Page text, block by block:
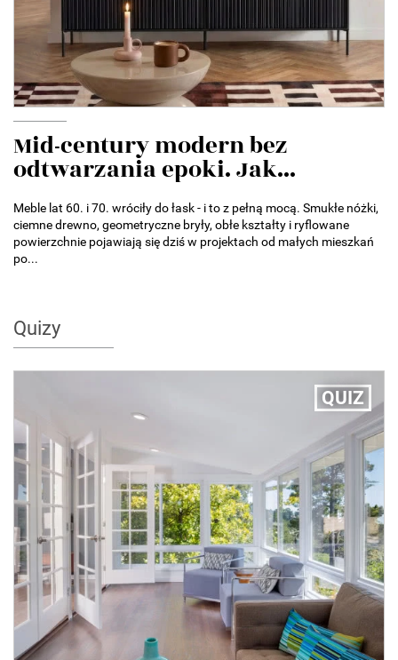
Mid-century modern bez
odtwarzania epoki. Jak...
Meble lat 60. i 70. wróciły do łask - i to z pełną mocą. Smukłe nóżki,
ciemne drewno, geometryczne bryły, obłe kształty i ryflowane
powierzchnie pojawiają się dziś w projektach od małych mieszkań
po...
Quizy
QUIZ